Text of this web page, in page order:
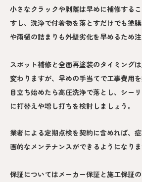
小さなクラックや剥離は早めに補修する
すし、洗浄で付着物を落とすだけでも塗
や雨樋の詰まりも外壁劣化を早めるため注
スポット補修と全面再塗装のタイミング
変わりますが、早めの手当てで工事費用
目立ち始めたら高圧洗浄で落とし、シー
に打替えや増し打ちを検討しましょう。
業者による定期点検を契約に含めれば、
画的なメンテナンスができるようになりま
保証についてはメーカー保証と施工保証